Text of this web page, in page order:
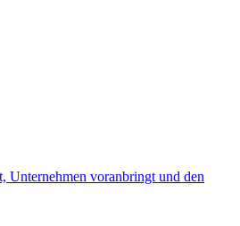
Unternehmen voranbringt und den